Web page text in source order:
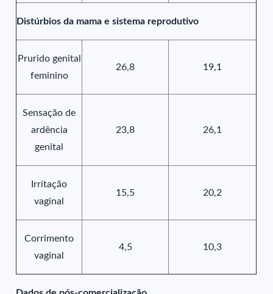
Distúrbios da mama e sistema reprodutivo
Prurido genital
feminino
26,8 19,1
Sensação de
ardência
genital
23,8 26,1
Irritação
vaginal
15,5 20,2
Corrimento
vaginal
4,5 10,3